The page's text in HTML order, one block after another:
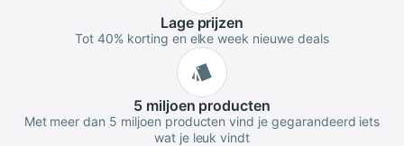
Lageprijzen
Tot 40% korting en elke week nieuwe deals
5 miljoen producten
Met meer dan 5 miljoen producten vind je gegarandeerd iets
wat je leuk vindt